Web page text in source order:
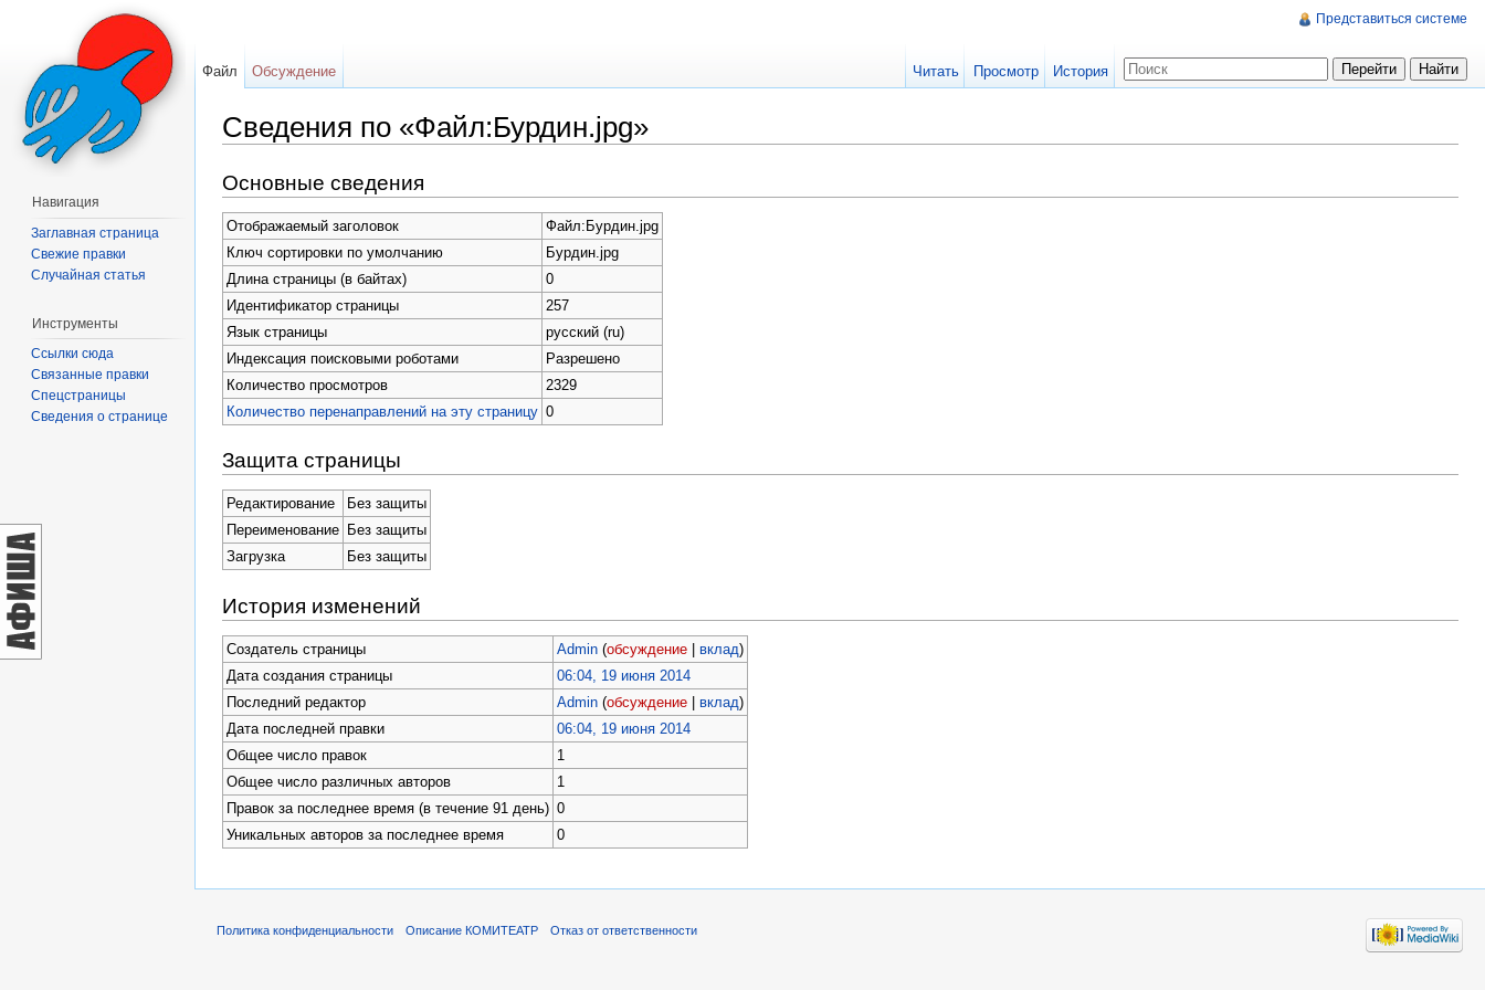
Сведения по «Файл:Бурдин.jpg»
Основные сведения
Отображаемый заголовок
Файл:Бурдин.jpg
Ключ сортировки по умолчанию
Бурдин.jpg
Длина страницы (в байтах)
0
Идентификатор страницы
257
Язык страницы
русский (ru)
Индексация поисковыми роботами
Разрешено
Количество просмотров
2329
Количество перенаправлений на эту страницу 0
Защита страницы
Редактирование
Без защиты
Переименование
Без защиты
Загрузка
Без защиты
История изменений
Создатель страницы Admin (обсуждение| вклад)
Дата создания страницы
06:04, 19 июня 2014
Последний редактор
Admin (обсуждение| вклад)
Дата последней правки
06:04, 19 июня 2014
Общее число правок
1
Общее число различных авторов
1
Правок за последнее время (в течение 91 день) 0
Уникальных авторов за последнее время
0
Представиться системе
Файл Обсуждение Читать Просмотр История
Навигация
Заглавная страница
Свежие правки
Случайная статья
Инструменты
Ссылки сюда
Связанные правки
Спецстраницы
Сведения о странице
Политика конфиденциальности Описание КОМИТЕАТР Отказ от ответственности